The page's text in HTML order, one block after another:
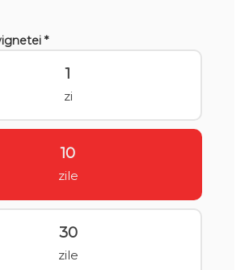
*
1
zi
10
zile
30
zile